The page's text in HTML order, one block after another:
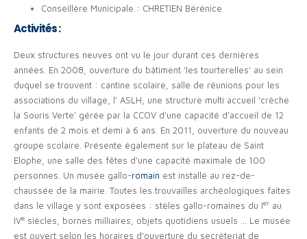
Conseillère Municipale : CHRETIEN Bérénice
Activités :
Deux structures neuves ont vu le jour durant ces dernières
années. En 2008, ouverture du bâtiment 'les tourterelles' au sein
duquel se trouvent : cantine scolaire, salle de réunions pour les
associations du village, l' ASLH, une structure multi accueil 'crèche
la Souris Verte' gérée par la CCOV d'une capacité d'accueil de 12
enfants de 2 mois et demi à 6 ans. En 2011, ouverture du nouveau
groupe scolaire. Présente également sur le plateau de Saint
Elophe, une salle des fêtes d'une capacité maximale de 100
personnes. Un musée gallo-romain est installé au rez-de-
chaussée de la mairie. Toutes les trouvailles archéologiques faites
dans le village y sont exposées : stèles gallo-romaines du Ier au
IVe siècles, bornes milliaires, objets quotidiens usuels ... Le musée
est ouvert selon les horaires d'ouverture du secréteriat de